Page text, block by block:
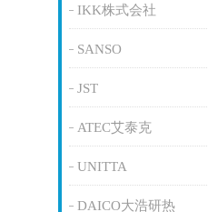
IKK株式会社
SANSO
JST
ATEC艾泰克
UNITTA
DAICO大浩研热